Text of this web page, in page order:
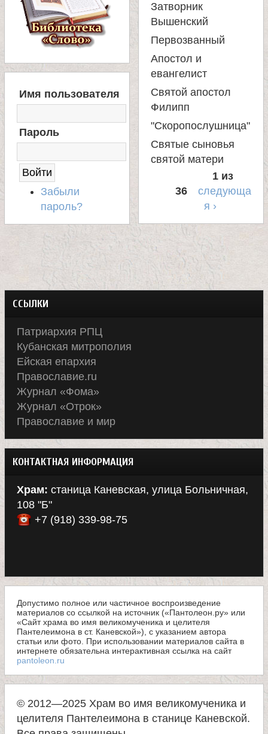
ы
К
а
н
в
к
о
й
Д
С
Имя пользователя
Пароль
Забыли
пароль?
Затворник
Вышенский
Первозванный
Апостол и
евангелист
Святой апостол
Филипп
"Скоропослушница"
Святые сыновья
святой матери
1 из
36
следующа
я ›
ССЫЛКИ
Патриархия РПЦ
Кубанская митрополия
Ейская епархия
Православие.ru
Журнал «Фома»
Журнал «Отрок»
Православие и мир
КОНТАКТНАЯ ИНФОРМАЦИЯ
Храм: станица Каневская, улица Больничная,
108 "Б"
+7 (918) 339-98-75
Допустимо полное или частичное воспроизведение
материалов со ссылкой на источник («Пантолеон.ру» или
«Сайт храма во имя великомученика и целителя
Пантелеимона в ст. Каневской»), с указанием автора
статьи или фото. При использовании материалов сайта в
интернете обязательна интерактивная ссылка на сайт
pantoleon.ru
© 2012—2025 Храм во имя великомученика и
целителя Пантелеимона в станице Каневской.